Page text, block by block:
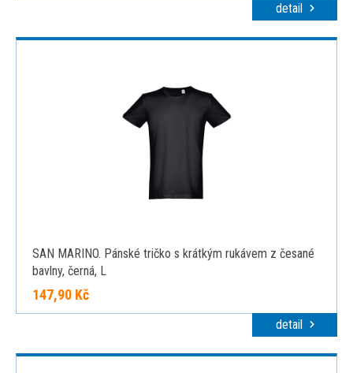
detail
SAN MARINO. Pánské tričko s krátkým rukávem z česané
bavlny, černá, L
147,90 Kč
detail